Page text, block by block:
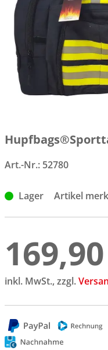
Art.-Nr.: 52780
Lager Artikel
inkl. MwSt., zzgl.